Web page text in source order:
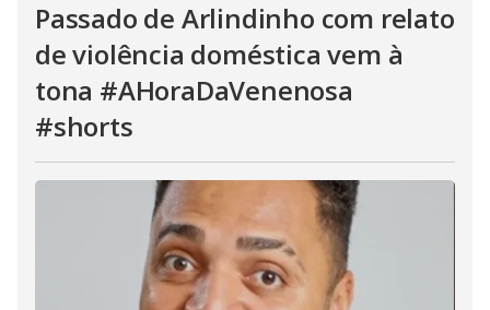
Passado de Arlindinho com relato
de violência doméstica vem à
tona #AHoraDaVenenosa
#shorts